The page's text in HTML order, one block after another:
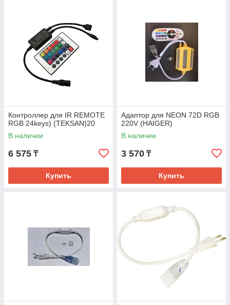
Контроллер для IR REMOTE
RGB 24keys) (TEKSAN)20
В наличии
6 575 ₸
Купить
Адаптор для NEON 72D RGB
220V (HAIGER)
В наличии
3 570 ₸
Купить